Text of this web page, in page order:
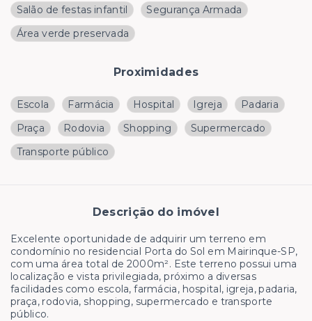
Salão de festas infantil
Segurança Armada
Área verde preservada
Proximidades
Escola Farmácia Hospital Igreja
Padaria
Praça
Rodovia Shopping
Supermercado
Transporte público
Descrição do imóvel
Excelente oportunidade de adquirir um terreno em
condomínio no residencial Porta do Sol em Mairinque-SP,
com uma área total de 2000m². Este terreno possui uma
localização e vista privilegiada, próximo a diversas
facilidades como escola, farmácia, hospital, igreja, padaria,
praça, rodovia, shopping, supermercado e transporte
público.